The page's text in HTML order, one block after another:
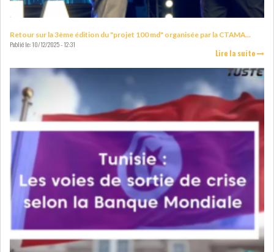
OFFICE PLAST : UNE LEVÉE DE
FONDS AU SER...
OFFICEPLAST : YASSINE ABID
ANIMERA UNE C...
ENNAKL LÈVE 60 MD SUR LE
MARCHÉ OBLIGATA...
Retour sur la 3ème édition du "projet 100 md" organisée par la CTAMA...
Publié le:10/12/2025 - 12:31
Lire la suite